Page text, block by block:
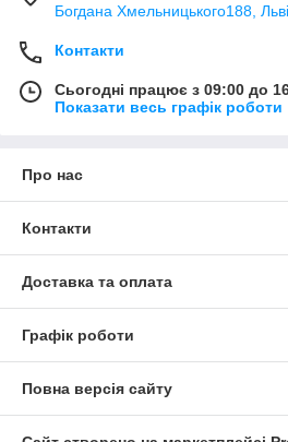
Богдана Хмельницького188,
Контакти
Сьогодні працює з 09:00 до
Показати весь графік роботи
Про нас
Контакти
Доставка та оплата
Графік роботи
Повна версія сайту